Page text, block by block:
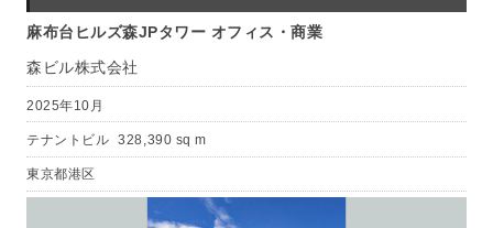
麻布台ヒルズ森JPタワー オフィス・商業
森ビル株式会社
2025年10月
テナントビル 328,390 sq m
東京都港区